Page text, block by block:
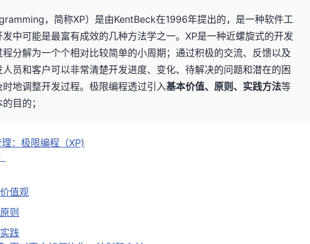
，简称XP）是由KentBeck在1996年提出的，是一种软件工
中可能是最富有成效的几种方法学之一。XP是一种近螺旋式的开发
分解为一个个相对比较简单的小周期；通过积极的交流、反馈以及
员和客户可以非常清楚开发进度、变化、待解决的问题和潜在的困
地调整开发过程。极限编程透过引入基本价值、原则、实践方法等
目的；
：极限编程（XP)
值观
则
践